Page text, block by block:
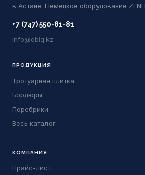
в Астане. Немецкое оборудование
+7 (747) 550-81-81
info@qbiq.kz
ПРОДУКЦИЯ
Тротуарная плитка
Бордюры
Поребрики
Весь каталог
КОМПАНИЯ
Прайс-лист